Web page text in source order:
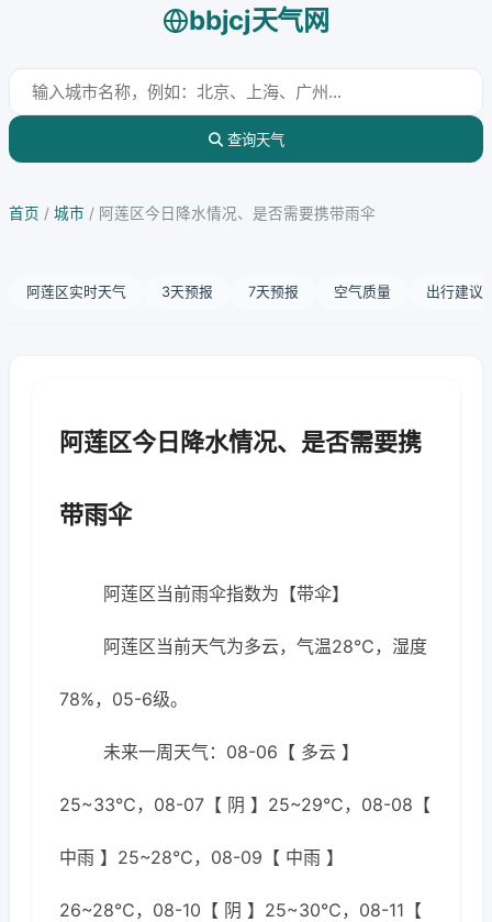
bbjcj天气网
查询天气
首页 / 城市 / 阿莲区今日降水情况、是否需要携带雨伞
阿莲区实时天气 3天预报 7天预报 空气质量 出行建议
阿莲区今日降水情况、是否需要携
带雨伞
阿莲区当前雨伞指数为【带伞】
阿莲区当前天气为多云，气温28℃，湿度
78%，05-6级。
未来一周天气：08-06【 多云 】
25~33℃，08-07【 阴 】25~29℃，08-08【
中雨 】25~28℃，08-09【 中雨 】
26~28℃，08-10【 阴 】25~30℃，08-11【